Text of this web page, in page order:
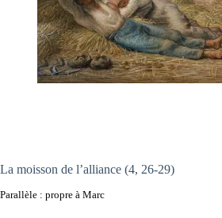
La moisson de l’alliance (4, 26-29)
Parallèle : propre à Marc